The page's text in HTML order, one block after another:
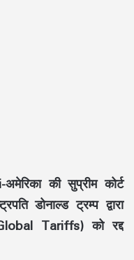
अमेरिका की सुप्रीम कोर्ट
डोनाल्ड ट्रम्प द्वारा
Tariffs) को रद्द